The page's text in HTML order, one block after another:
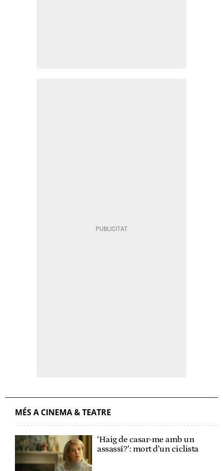
MÉS A CINEMA & TEATRE
‘Haig de casar-me amb un
assassí?’: mort d’un ciclista